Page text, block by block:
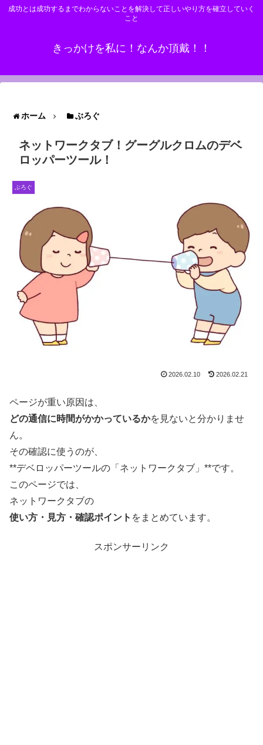
成功とは成功するまでわからないことを解決して正しいやり方を確立していく
こと
きっかけを私に！なんか頂戴！！
ホーム ぶろぐ
ネットワークタブ！グーグルクロムのデベ
ロッパーツール！
ぶろぐ
2026.02.10 2026.02.21
ページが重い原因は、
どの通信に時間がかかっているかを見ないと分かりませ
ん。
その確認に使うのが、
**デベロッパーツールの「ネットワークタブ」**です。
このページでは、
ネットワークタブの
使い方・見方・確認ポイント をまとめています。
スポンサーリンク